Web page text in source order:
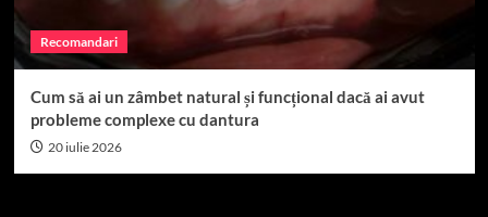
Recomandari
Cum să ai un zâmbet natural și funcțional dacă ai avut
probleme complexe cu dantura
20 iulie 2026